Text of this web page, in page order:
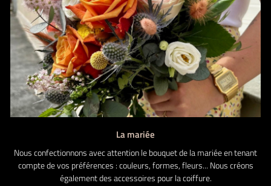
La mariée
Nous confectionnons avec attention le bouquet de la mariée en tenant
compte de vos préférences : couleurs, formes, fleurs... Nous créons
également des accessoires pour la coiffure.